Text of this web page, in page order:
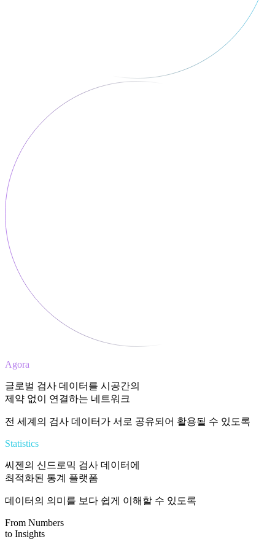
Agora
글로벌 검사 데이터를 시공간의
제약 없이 연결하는 네트워크
전 세계의 검사 데이터가 서로 공유되어 활용될 수 있도록
Statistics
씨젠의 신드로믹 검사 데이터에
최적화된 통계 플랫폼
데이터의 의미를 보다 쉽게 이해할 수 있도록
From Numbers
to Insights